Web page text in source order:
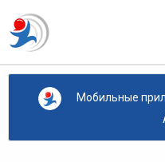
Мобильные